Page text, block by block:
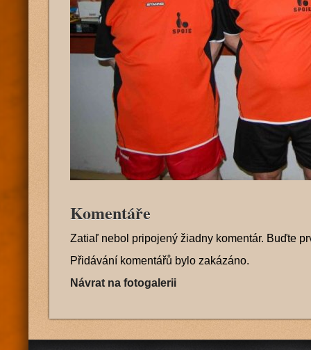
Komentáře
Zatiaľ nebol pripojený žiadny komentár. Buďte
Přidávání komentářů bylo zakázáno.
Návrat na fotogalerii